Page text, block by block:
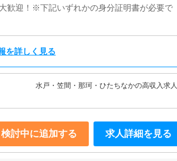
となります。基本的にはボタンを押すだけ
りません。PCが苦手な人でも簡単にできま
歓迎！※下記いずれかの身分証明書が必要で
を詳しく見る
水戸・笠間・那珂・ひたちなかの高収入求人
検討中に追加する 求人詳細を見る